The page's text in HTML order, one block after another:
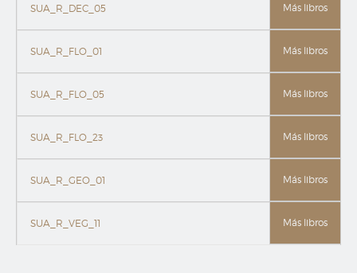
SUA_R_DEC_05 Más libros
SUA_R_FLO_01 Más libros
SUA_R_FLO_05 Más libros
SUA_R_FLO_23 Más libros
SUA_R_GEO_01 Más libros
SUA_R_VEG_11 Más libros